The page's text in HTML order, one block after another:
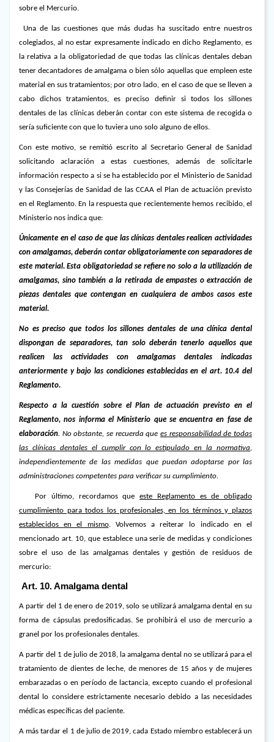
sobre el Mercurio.
Una de las cuestiones que más dudas ha suscitado entre nuestros
colegiados, al no estar expresamente indicado en dicho Reglamento, es
la relativa a la obligatoriedad de que todas las clínicas dentales deban
tener decantadores de amalgama o bien sólo aquellas que empleen este
material en sus tratamientos; por otro lado, en el caso de que se lleven a
cabo dichos tratamientos, es preciso definir si todos los sillones
dentales de las clínicas deberán contar con este sistema de recogida o
sería suficiente con que lo tuviera uno solo alguno de ellos.
Con este motivo, se remitió escrito al Secretario General de Sanidad
solicitando aclaración a estas cuestiones, además de solicitarle
información respecto a si se ha establecido por el Ministerio de Sanidad
y las Consejerías de Sanidad de las CCAA el Plan de actuación previsto
en el Reglamento. En la respuesta que recientemente hemos recibido, el
Ministerio nos indica que:
Únicamente en el caso de que las clínicas dentales realicen actividades
con amalgamas, deberán contar obligatoriamente con separadores de
este material. Esta obligatoriedad se refiere no solo a la utilización de
amalgamas, sino también a la retirada de empastes o extracción de
piezas dentales que contengan en cualquiera de ambos casos este
material.
No es preciso que todos los sillones dentales de una clínica dental
dispongan de separadores, tan solo deberán tenerlo aquellos que
realicen las actividades con amalgamas dentales indicadas
anteriormente y bajo las condiciones establecidas en el art. 10.4 del
Reglamento.
Respecto a la cuestión sobre el Plan de actuación previsto en el
Reglamento, nos informa el Ministerio que se encuentra en fase de
elaboración. No obstante, se recuerda que es responsabilidad de todas
las clínicas dentales el cumplir con lo estipulado en la normativa,
independientemente de las medidas que puedan adoptarse por las
administraciones competentes para verificar su cumplimiento.
Por último, recordamos queeste Reglamento es de obligado
cumplimiento para todos los profesionales, en los términos y plazos
establecidos en el mismo. Volvemos a reiterar lo indicado en el
mencionado art. 10, que establece una serie de medidas y condiciones
sobre el uso de las amalgamas dentales y gestión de residuos de
mercurio:
Art. 10. Amalgama dental
A partir del 1 de enero de 2019, solo se utilizará amalgama dental en su
forma de cápsulas predosificadas. Se prohibirá el uso de mercurio a
granel por los profesionales dentales.
A partir del 1 de julio de 2018, la amalgama dental no se utilizará para el
tratamiento de dientes de leche, de menores de 15 años y de mujeres
embarazadas o en período de lactancia, excepto cuando el profesional
dental lo considere estrictamente necesario debido a las necesidades
médicas específicas del paciente.
A más tardar el 1 de julio de 2019, cada Estado miembro establecerá un